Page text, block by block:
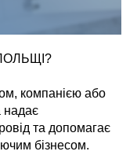
компанією або
надає
та допомагає
бізнесом.